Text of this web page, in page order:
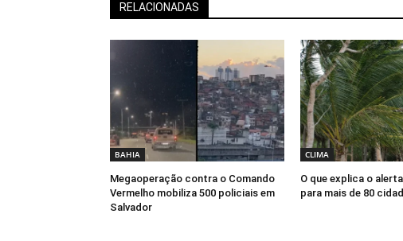
RELACIONADAS
BAHIA
Megaoperação contra o Comando
Vermelho mobiliza 500 policiais em
Salvador
CLIMA
O que explica o
para mais de 80